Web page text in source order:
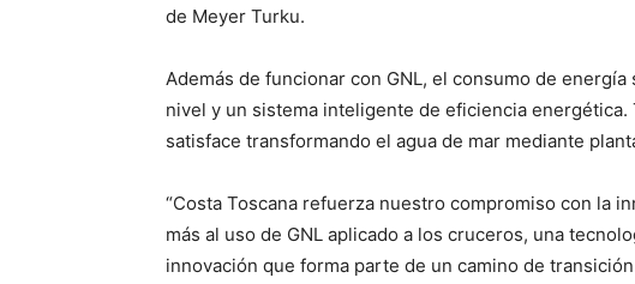
de Meyer Turku.
Además de funcionar con GNL, el consumo de
nivel y un sistema inteligente de eficiencia
satisface transformando el agua de mar mediante
“Costa Toscana refuerza nuestro compromiso con la
más al uso de GNL aplicado a los cruceros, una
innovación que forma parte de un camino de